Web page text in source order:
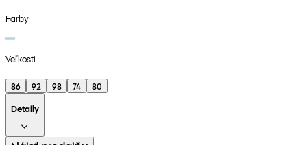
Farby
Veľkosti
86 92 98 74
80
Detaily